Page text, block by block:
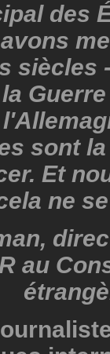
des
siècles
sont
Et
ne
au